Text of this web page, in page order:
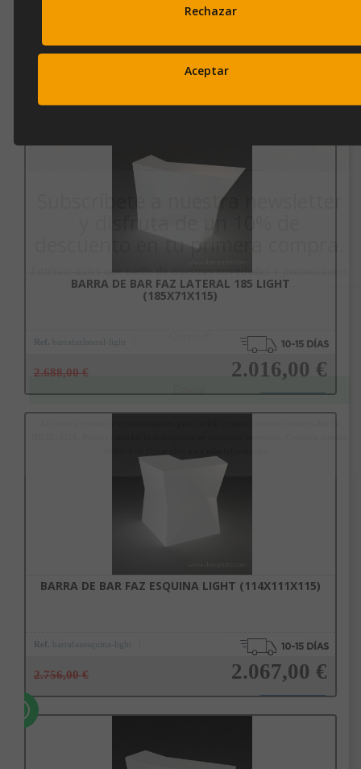
OPINIONES
BARRA DE BAR FAZ LATERAL 185 LIGHT
(185X71X115)
Ref. barrafazlateral-light
2.688,00 € 2.016,00 €
BARRA DE BAR FAZ ESQUINA LIGHT (114X111X115)
Ref. barrafazesquina-light
2.756,00 € 2.067,00 €
Subscríbete a nuestra newsletter
y disfruta de un 10% de
descuento en tu primera compra.
Entérate antes que nadie de nuestras novedades y promociones
Rechazar
Aceptar